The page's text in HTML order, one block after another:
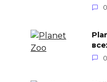
0
0